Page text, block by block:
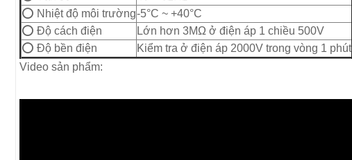
⭕ Nhiệt độ môi trường-5°C ~ +40°C
⭕ Độ cách điện
Lớn hơn 3MΩ ở điện áp 1 chiều 500V
⭕ Độ bền điện
Kiểm tra ở điện áp 2000V trong vòng 1 phút
Video sản phẩm: